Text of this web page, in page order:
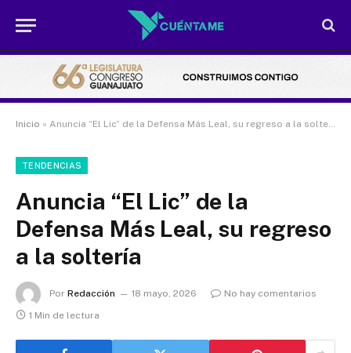
Inicio » Anuncia “El Lic” de la Defensa Más Leal, su regreso a la soltería
TENDENCIAS
Anuncia “El Lic” de la
Defensa Más Leal, su regreso
a la soltería
Por Redacción 18 mayo, 2026
No hay comentarios
1 Min de lectura